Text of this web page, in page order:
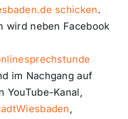
schicken.
wird neben Facebook
im Nachgang auf
YouTube-Kanal,
,